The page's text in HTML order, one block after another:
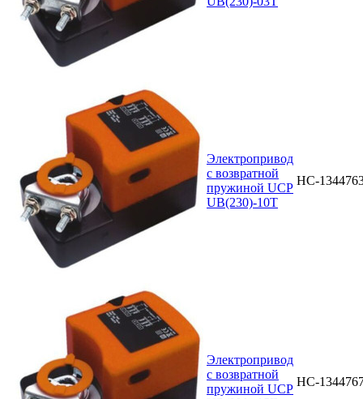
Электропривод
с возвратной
пружиной UCP
UB(230)-10T
НС-
Электропривод
с возвратной
пружиной UCP
НС-